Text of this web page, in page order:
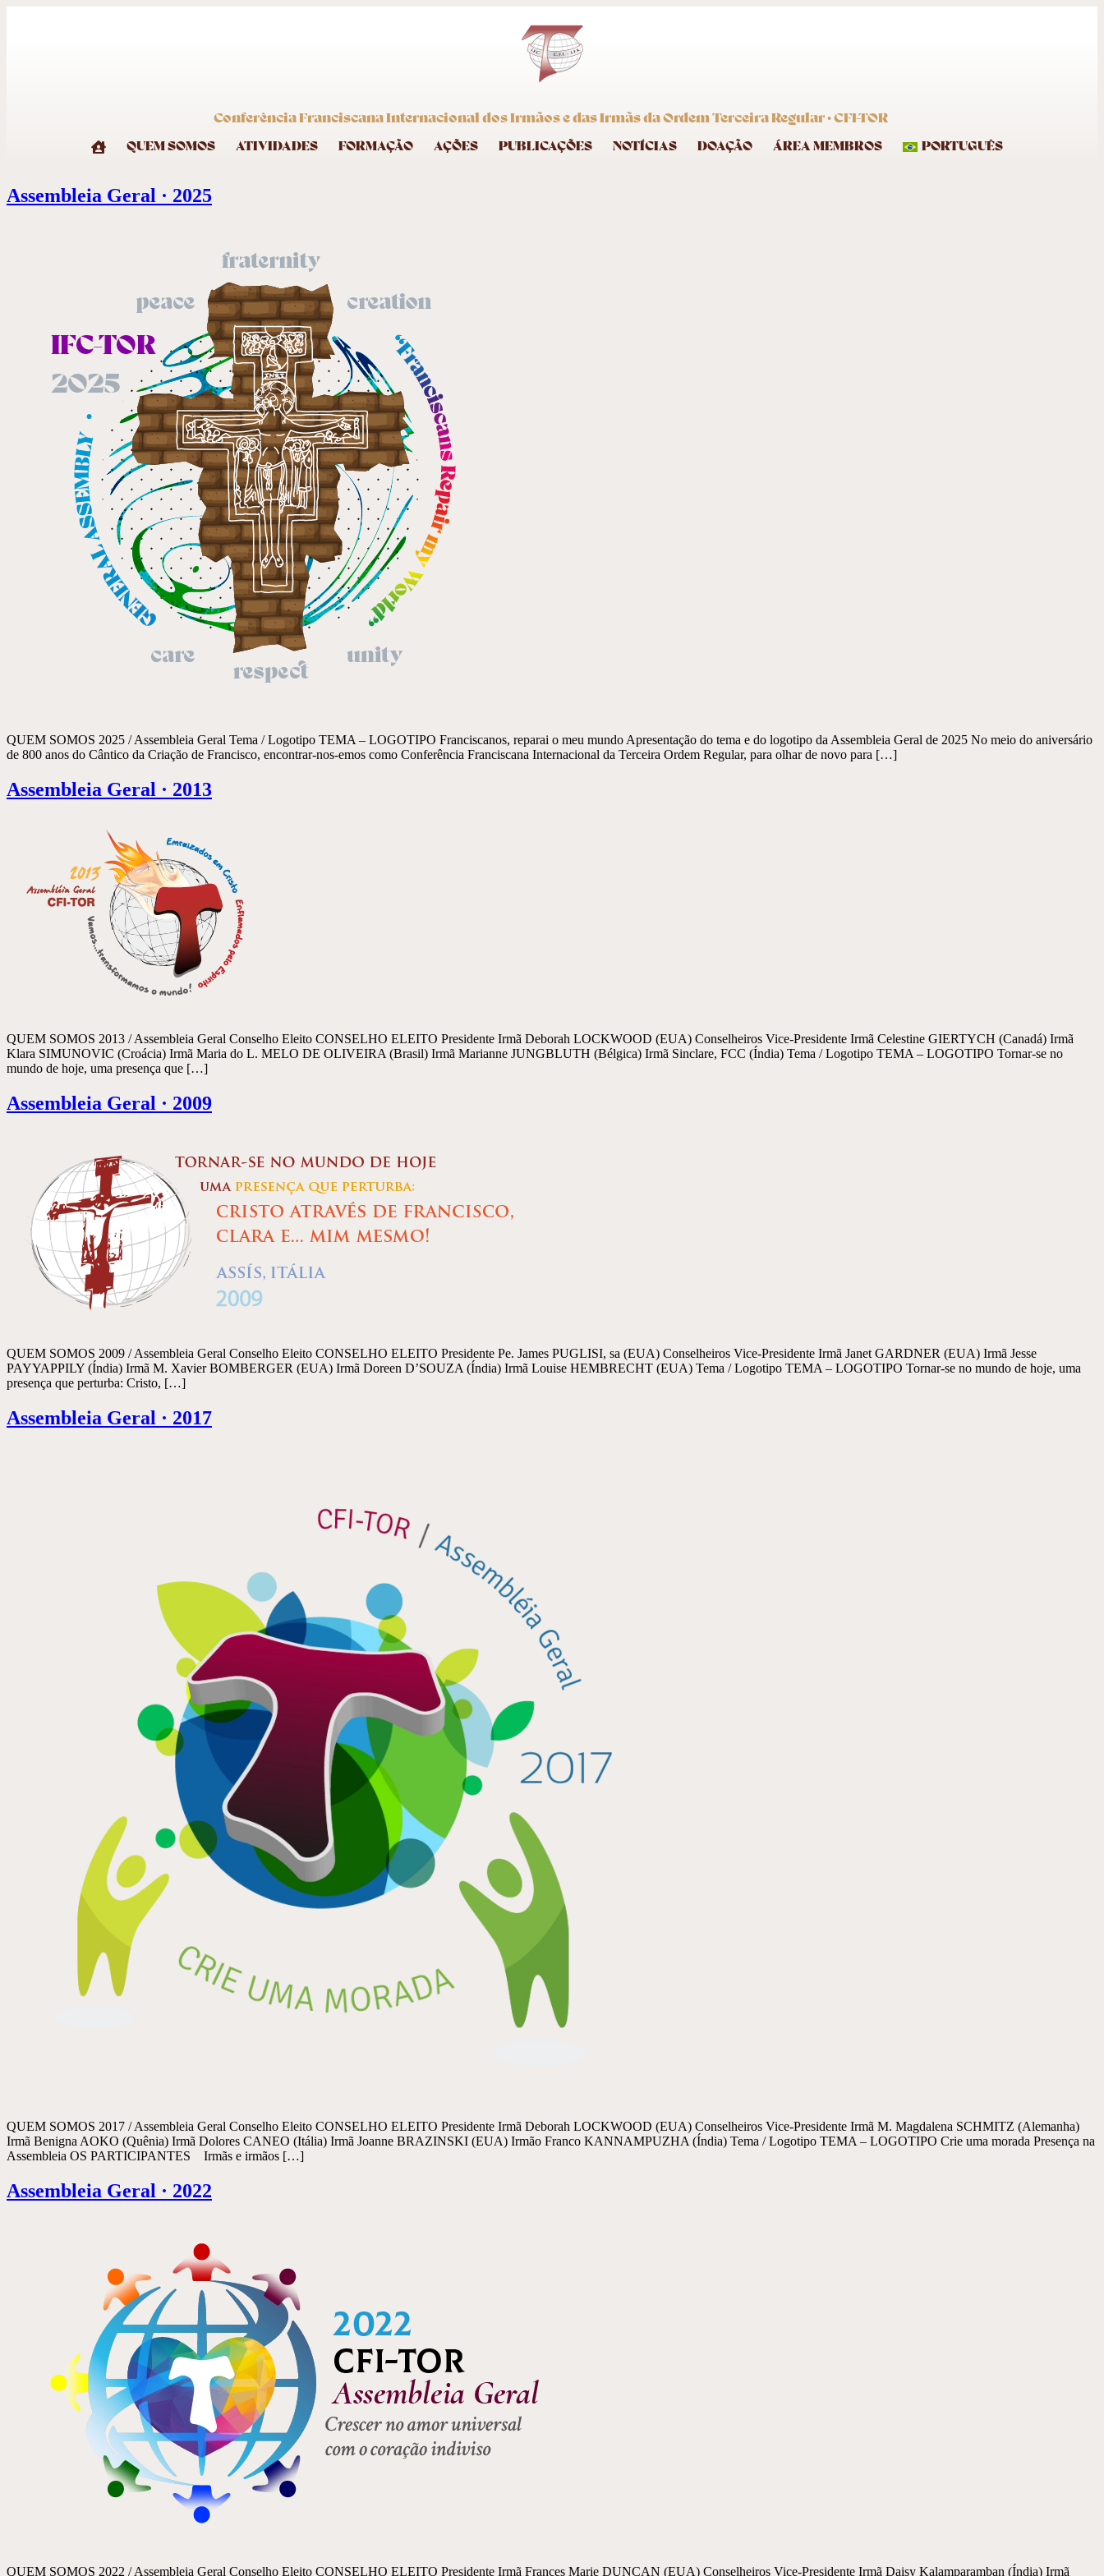
Conferência Franciscana Internacional dos Irmãos e das Irmãs da Ordem Terceira Regular · CFI-TOR
QUEM SOMOS ATIVIDADES FORMAÇÃO AÇÕES PUBLICAÇÕES NOTÍCIAS DOAÇÃO ÁREA MEMBROS PORTUGUÊS
Assembleia Geral · 2025
QUEM SOMOS 2025 / Assembleia Geral Tema / Logotipo TEMA – LOGOTIPO Franciscanos, reparai o meu mundo Apresentação do tema e do logotipo da Assembleia Geral de 2025 No meio do aniversário
de 800 anos do Cântico da Criação de Francisco, encontrar-nos-emos como Conferência Franciscana Internacional da Terceira Ordem Regular, para olhar de novo para […]
Assembleia Geral · 2013
QUEM SOMOS 2013 / Assembleia Geral Conselho Eleito CONSELHO ELEITO Presidente Irmã Deborah LOCKWOOD (EUA) Conselheiros Vice-Presidente Irmã Celestine GIERTYCH (Canadá) Irmã
Klara SIMUNOVIC (Croácia) Irmã Maria do L. MELO DE OLIVEIRA (Brasil) Irmã Marianne JUNGBLUTH (Bélgica) Irmã Sinclare, FCC (Índia) Tema / Logotipo TEMA – LOGOTIPO Tornar-se no
mundo de hoje, uma presença que […]
Assembleia Geral · 2009
QUEM SOMOS 2009 / Assembleia Geral Conselho Eleito CONSELHO ELEITO Presidente Pe. James PUGLISI, sa (EUA) Conselheiros Vice-Presidente Irmã Janet GARDNER (EUA) Irmã Jesse
PAYYAPPILY (Índia) Irmã M. Xavier BOMBERGER (EUA) Irmã Doreen D’SOUZA (Índia) Irmã Louise HEMBRECHT (EUA) Tema / Logotipo TEMA – LOGOTIPO Tornar-se no mundo de hoje, uma
presença que perturba: Cristo, […]
Assembleia Geral · 2017
QUEM SOMOS 2017 / Assembleia Geral Conselho Eleito CONSELHO ELEITO Presidente Irmã Deborah LOCKWOOD (EUA) Conselheiros Vice-Presidente Irmã M. Magdalena SCHMITZ (Alemanha)
Irmã Benigna AOKO (Quênia) Irmã Dolores CANEO (Itália) Irmã Joanne BRAZINSKI (EUA) Irmão Franco KANNAMPUZHA (Índia) Tema / Logotipo TEMA – LOGOTIPO Crie uma morada Presença na
Assembleia OS PARTICIPANTES Irmãs e irmãos […]
Assembleia Geral · 2022
QUEM SOMOS 2022 / Assembleia Geral Conselho Eleito CONSELHO ELEITO Presidente Irmã Frances Marie DUNCAN (EUA) Conselheiros Vice-Presidente Irmã Daisy Kalamparamban (Índia) Irmã